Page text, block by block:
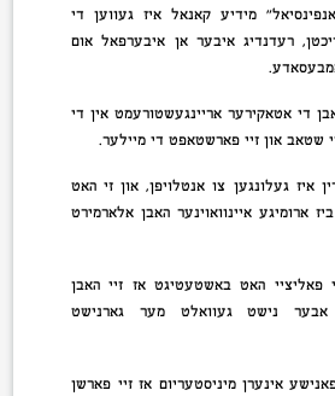
מידיע קאנאל איז געווען די
רעדנדיג איבער אן איבערפאל אום
די אטאקירער אריינגעשטורעמט אין די
שטאב און זיי פארשטאפט די מיילער.
איז געלונגען צו אנטלויפן, און זי האט
ארומיגע איינוואוינער האבן אלארמירט
פאליציי האט באשטעטיגט אז זיי האבן
אבער נישט געוואלט מער גארנישט
אינערן מיניסטעריום אז זיי פארשן